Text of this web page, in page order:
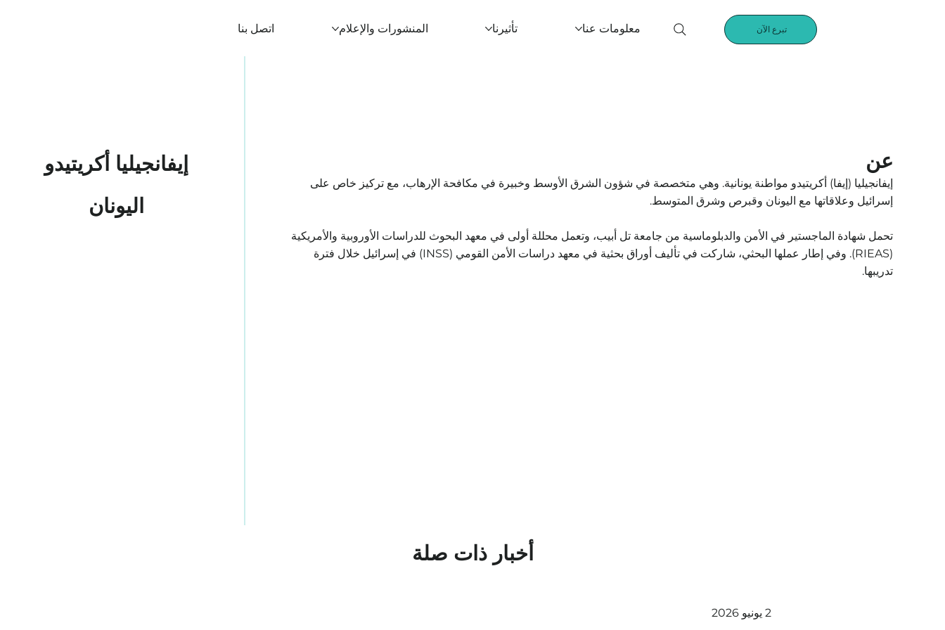
معلومات عنا تأثيرنا المنشورات والإعلام اتصل بنا تبرع الآن
إيفانجيليا أكريتيدو
اليونان
عن
إيفانجيليا (إيفا) أكريتيدو مواطنة يونانية. وهي متخصصة في شؤون الشرق الأوسط وخبيرة في مكافحة الإرهاب، مع تركيز خاص على
إسرائيل وعلاقاتها مع اليونان وقبرص وشرق المتوسط.
تحمل شهادة الماجستير في الأمن والدبلوماسية من جامعة تل أبيب، وتعمل محللة أولى في معهد البحوث للدراسات الأوروبية والأمريكية
(RIEAS). وفي إطار عملها البحثي، شاركت في تأليف أوراق بحثية في معهد دراسات الأمن القومي (INSS) في إسرائيل خلال فترة
تدريبها.
أخبار ذات صلة
2 يونيو 2026